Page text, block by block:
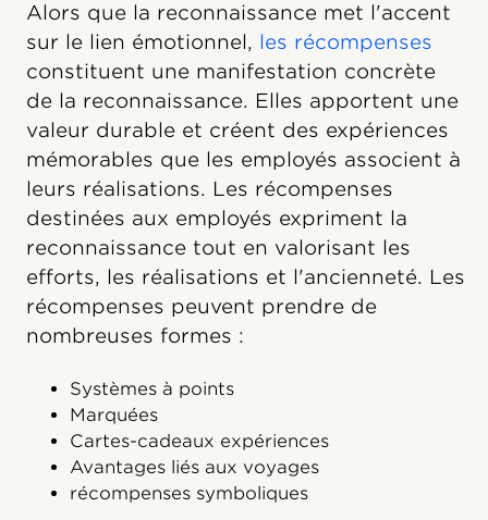
Alors que la reconnaissance met l'accent
sur le lien émotionnel, les récompenses
constituent une manifestation concrète
de la reconnaissance. Elles apportent une
valeur durable et créent des expériences
mémorables que les employés associent à
leurs réalisations. Les récompenses
destinées aux employés expriment la
reconnaissance tout en valorisant les
efforts, les réalisations et l'ancienneté. Les
récompenses peuvent prendre de
nombreuses formes :
Systèmes à points
Marquées
Cartes-cadeaux expériences
Avantages liés aux voyages
récompenses symboliques